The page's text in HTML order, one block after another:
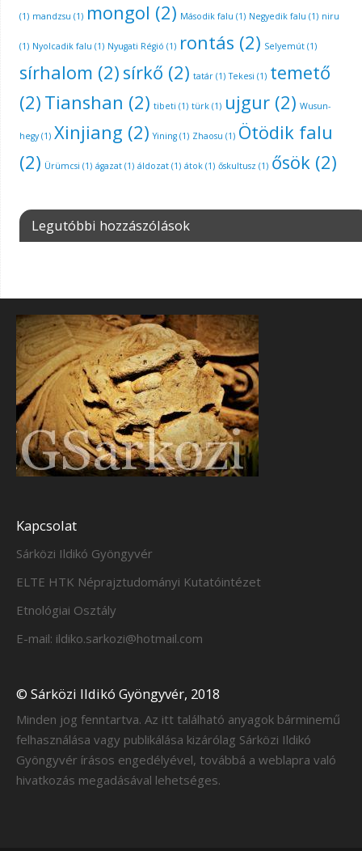
(1) mandzsu (1) mongol (2) Második falu (1) Negyedik falu (1) niru
(1) Nyolcadik falu (1) Nyugati Régió (1) rontás (2) Selyemút(1)
sírhalom (2) sírkő (2) tatár(1) Tekesi (1) temető
(2) Tianshan (2) tibeti (1) türk(1) ujgur(2) Wusun-
hegy(1) Xinjiang (2) Yining(1) Zhaosu (1) Ötödik falu
(2) Ürümcsi (1) ágazat(1) áldozat(1) átok(1) őskultusz (1) ősök(2)
Legutóbbi hozzászólások
Kapcsolat
Sárközi Ildikó Gyöngyvér
ELTE HTK Néprajztudományi Kutatóintézet
Etnológiai Osztály
E-mail: ildiko.sarkozi@hotmail.com
© Sárközi Ildikó Gyöngyvér, 2018
Minden jog fenntartva. Az itt található anyagok bárminemű
felhasználása vagy publikálása kizárólag Sárközi Ildikó
Gyöngyvér írásos engedélyével, továbbá a weblapra való
hivatkozás megadásával lehetséges.